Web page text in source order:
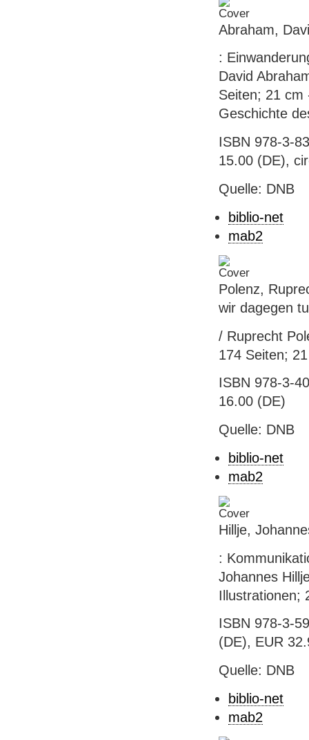
Abraham,
:
David
Seiten; 21 cm
Geschichte
ISBN 978-3-
15.00 (DE),
Quelle: DNB
biblio-net
mab2
Polenz,
wir dagegen
/ Ruprecht
174 Seiten;
ISBN 978-3-
16.00 (DE)
Quelle: DNB
biblio-net
mab2
Hillje,
:
Johannes
Illustrationen;
ISBN 978-3-
(DE), EUR
Quelle: DNB
biblio-net
mab2